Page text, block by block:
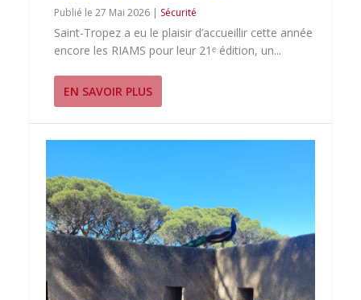
27 Mai 2026 | Sécurité
Saint-Tropez a eu le plaisir d’accueillir cette année
encore les RIAMS pour leur 21ᵉ édition, un...
EN SAVOIR PLUS